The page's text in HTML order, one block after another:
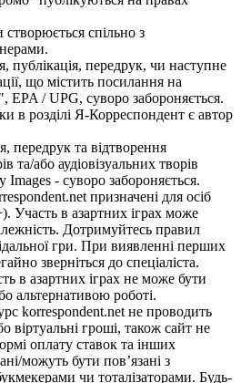
спільно з
публікація, передрук, чи наступне
що містить посилання на
EPA / UPG, суворо забороняється.
в розділі Я-Корреспондент є автор
передрук та відтворення
та/або аудіовізуальних творів
Images - суворо забороняється.
призначені для осіб
Участь в азартних іграх може
Дотримуйтесь правил
гри. При виявленні перших
зверніться до спеціаліста.
в азартних іграх не може бути
альтернативою роботі.
korrespondent.net не проводить
віртуальні гроші, також сайт не
оплату ставок та інших
можуть бути пов’язані з
чи тоталізаторами. Будь-